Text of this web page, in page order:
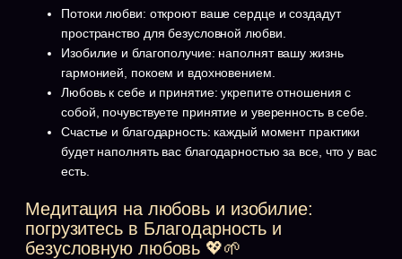
Потоки любви: откроют ваше сердце и создадут
пространство для безусловной любви.
Изобилие и благополучие: наполнят вашу жизнь
гармонией, покоем и вдохновением.
Любовь к себе и принятие: укрепите отношения с
собой, почувствуете принятие и уверенность в себе.
Счастье и благодарность: каждый момент практики
будет наполнять вас благодарностью за все, что у вас
есть.
Медитация на любовь и изобилие:
погрузитесь в Благодарность и
безусловную любовь 💖🌱